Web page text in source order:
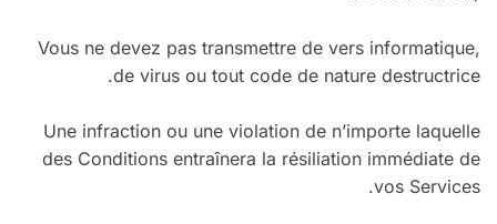
Vous ne devez pas transmettre de vers informatique,
de virus ou tout code de nature destructrice.
Une infraction ou une violation de n’importe laquelle
des Conditions entraînera la résiliation immédiate de
vos Services.